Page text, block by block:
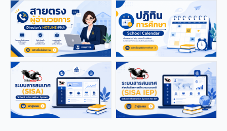
applications from qualified
foreign educators for
teaching positions
covering Kindergarten,
Primary, and High School
levels. Benefits Monthly
Salary: 30,000 – 40,000
THB Housing Allowance:
6,500 THB Full assistance
with Visa and Work Permit
extensions Private Health
Insurance cover